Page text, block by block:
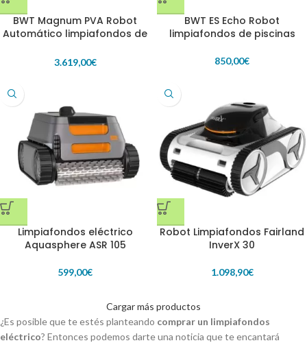
BWT Magnum PVA Robot
Automático limpiafondos de
3.619,00€
BWT ES Echo Robot
limpiafondos de piscinas
850,00€
Limpiafondos eléctrico
Aquasphere ASR 105
599,00€
Robot Limpiafondos Fairland
InverX 30
1.098,90€
Cargar más productos
¿Es posible que te estés planteando comprar un limpiafondos
eléctrico? Entonces podemos darte una noticia que te encantará